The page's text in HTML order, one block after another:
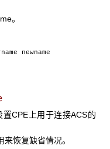
。
newname
置CPE上用于连接ACS的
来恢复缺省情况。